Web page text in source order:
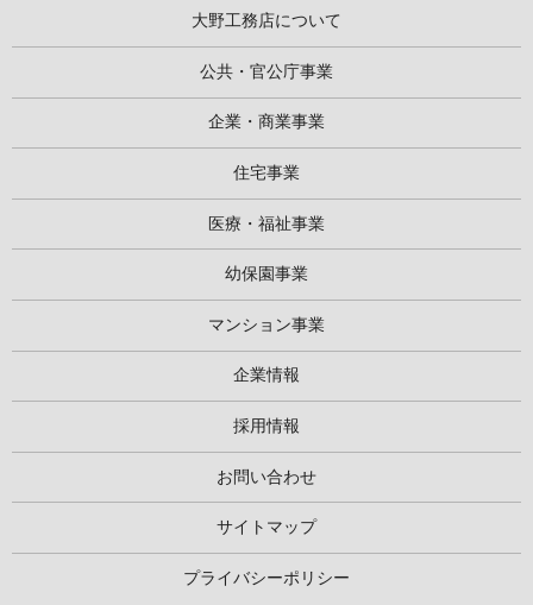
大野工務店について
公共・官公庁事業
企業・商業事業
住宅事業
医療・福祉事業
幼保園事業
マンション事業
企業情報
採用情報
お問い合わせ
サイトマップ
プライバシーポリシー